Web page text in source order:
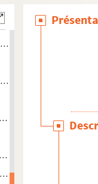
problèmes », Institut
à Moissac)
Franc-Comtoise pour
ménager
à Strasbourg),
dans la Nièvre)